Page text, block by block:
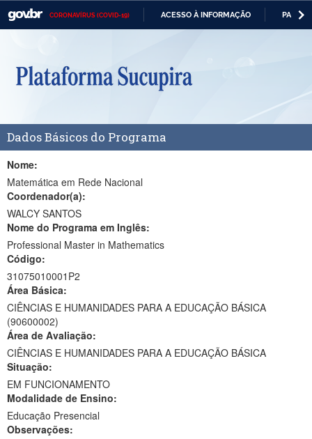
CORONAVÍRUS (COVID-19) ACESSO À INFORMAÇÃO
Casa Civil
Ministério da Defesa
Ministério da Economia
Ministério da Infraestrutura
Ministério da Educação
Ministério da Cidadania
Ministério da Saúde
Ministério de Minas e Energia
Ministério da Ciência, Tecnologia, Inovações e Comunicações
Ministério do Meio Ambiente
Ministério do Turismo
Ministério do Desenvolvimento Regional
Dados Básicos do Programa
Nome:
Matemática em Rede Nacional
Coordenador(a):
WALCY SANTOS
Nome do Programa em Inglês:
Professional Master in Mathematics
Código:
31075010001P2
Área Básica:
CIÊNCIAS E HUMANIDADES PARA A EDUCAÇÃO BÁSICA
(90600002)
Área de Avaliação:
CIÊNCIAS E HUMANIDADES PARA A EDUCAÇÃO BÁSICA
Situação:
EM FUNCIONAMENTO
Modalidade de Ensino:
Educação Presencial
Observações: